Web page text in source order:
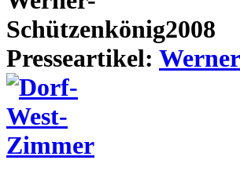
Presseartikel: